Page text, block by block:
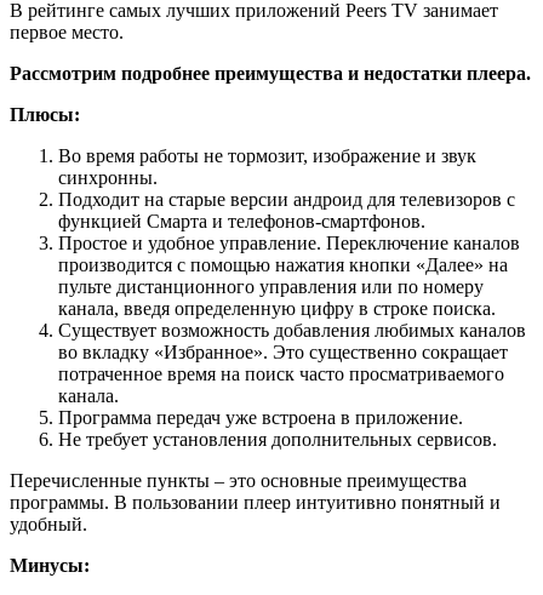
В рейтинге самых лучших приложений Peers TV занимает
первое место.
Рассмотрим подробнее преимущества и недостатки плеера.
Плюсы:
Во время работы не тормозит, изображение и звук
синхронны.
Подходит на старые версии андроид для телевизоров с
функцией Смарта и телефонов-смартфонов.
Простое и удобное управление. Переключение каналов
производится с помощью нажатия кнопки «Далее» на
пульте дистанционного управления или по номеру
канала, введя определенную цифру в строке поиска.
Существует возможность добавления любимых каналов
во вкладку «Избранное». Это существенно сокращает
потраченное время на поиск часто просматриваемого
канала.
Программа передач уже встроена в приложение.
Не требует установления дополнительных сервисов.
Перечисленные пункты – это основные преимущества
программы. В пользовании плеер интуитивно понятный и
удобный.
Минусы: